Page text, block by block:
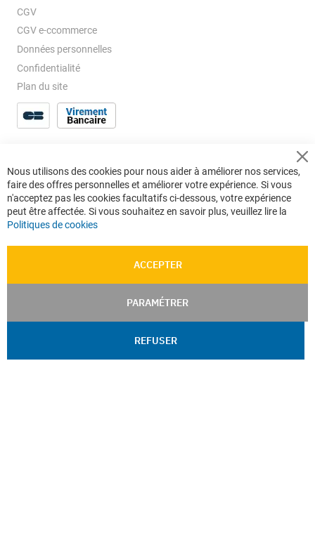
CGV
CGV e-ccommerce
Données personnelles
Confidentialité
Plan du site
Nous utilisons des cookies pour nous aider à améliorer nos services,
faire des offres personnelles et améliorer votre expérience. Si vous
n'acceptez pas les cookies facultatifs ci-dessous, votre expérience
peut être affectée. Si vous souhaitez en savoir plus, veuillez lire la
Politiques de cookies
ACCEPTER
PARAMÉTRER
REFUSER